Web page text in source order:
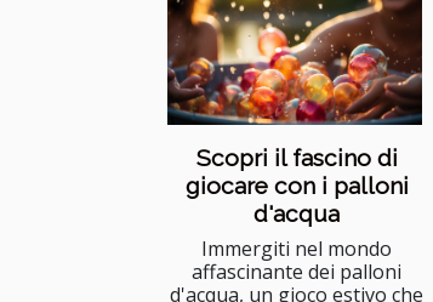
Scopri il fascino di
giocare con i palloni
d'acqua
Immergiti nel mondo
affascinante dei palloni
d'acqua, un gioco estivo che